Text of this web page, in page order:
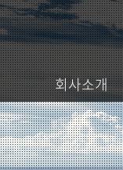
회사소개